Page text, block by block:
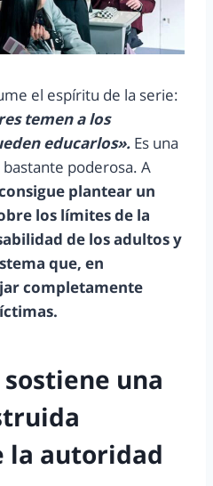
el espíritu de la serie:
temen a los
educarlos». Es una
poderosa. A
plantear un
los límites de la
de los adultos y
que, en
completamente
una
la autoridad